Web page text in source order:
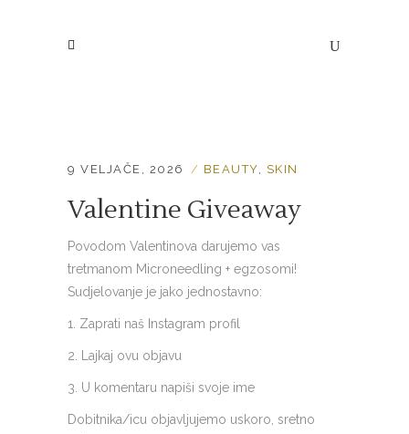
9 VELJAČE, 2026 BEAUTY, SKIN
Valentine Giveaway
Povodom Valentinova darujemo vas
tretmanom Microneedling + egzosomi!
Sudjelovanje je jako jednostavno:
1. Zaprati naš Instagram profil
2. Lajkaj ovu objavu
3. U komentaru napiši svoje ime
Dobitnika/icu objavljujemo uskoro, sretno